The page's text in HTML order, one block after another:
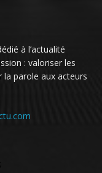
à l’actualité
: valoriser les
parole aux acteurs